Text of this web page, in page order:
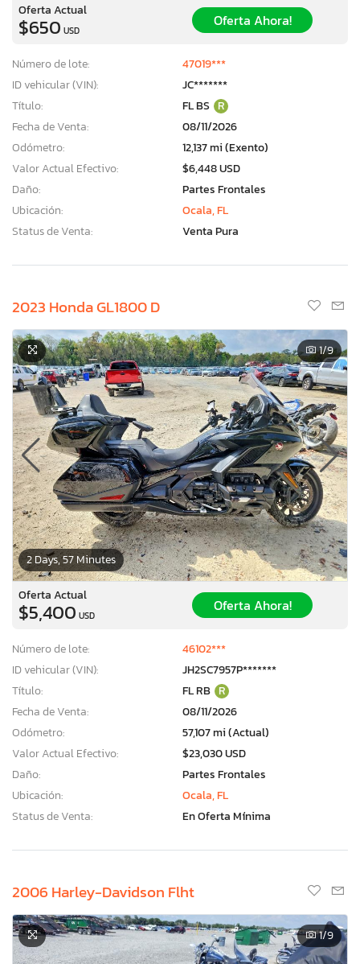
Oferta Actual
$650 USD
Oferta Ahora!
Número de lote:
47019***
ID vehicular (VIN):
JC*******
Título:
FL BS R
Fecha de Venta:
08/11/2026
Odómetro:
12,137 mi (Exento)
Valor Actual Efectivo:
$6,448 USD
Daño:
Partes Frontales
Ubicación:
Ocala, FL
Status de Venta:
Venta Pura
2023 Honda GL1800 D
2 Days, 57 Minutes
1/9
Oferta Actual
$5,400 USD
Oferta Ahora!
Número de lote:
46102***
ID vehicular (VIN):
JH2SC7957P*******
Título:
FL RB R
Fecha de Venta:
08/11/2026
Odómetro:
57,107 mi (Actual)
Valor Actual Efectivo:
$23,030 USD
Daño:
Partes Frontales
Ubicación:
Ocala, FL
Status de Venta:
En Oferta Mínima
2006 Harley-Davidson Flht
1/9